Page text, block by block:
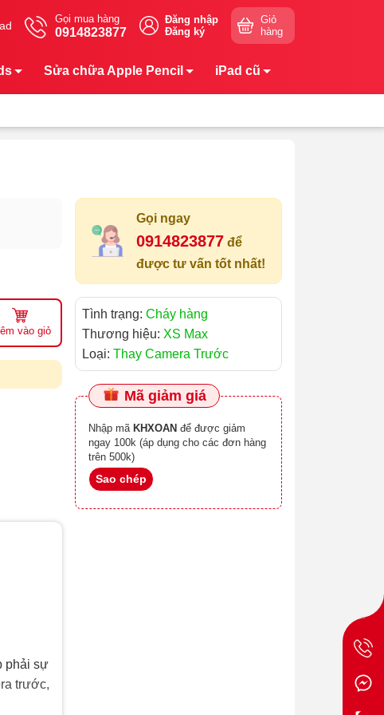
Gọi mua hàng
0914823877
Đăng nhập
Đăng ký
Giỏ
hàng
Sửa chữa Apple Pencil iPad cũ
vào giỏ
Gọi ngay
0914823877 để
được tư vấn tốt nhất!
Tình trạng: Cháy hàng
Thương hiệu: XS Max
Loại: Thay Camera Trước
Mã giảm giá
Nhập mã KHXOAN
ngay 100k (áp dụng cho các đơn hàng
trên 500k)
Sao chép
phải sự
trước,